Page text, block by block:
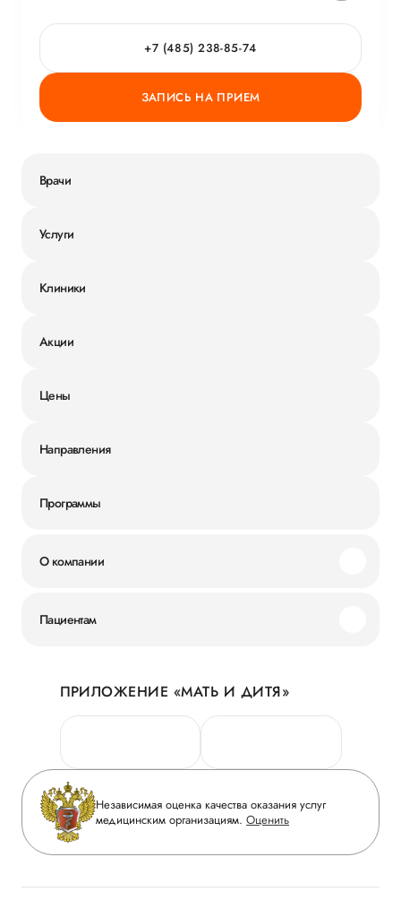
+7 (485) 238-85-74
ЗАПИСЬ НА ПРИЕМ
Врачи
Услуги
Клиники
Акции
Цены
Направления
Программы
О компании
Новости
Руководство
Сотрудничество
Инвесторам
Журнал «Мать и дитя»
Вакансии
Медицинский туризм
Пациентам
Личный кабинет
Персональные данные
Горячая линия качества
Вопрос-ответ
Приложение пациента
Статьи
ПРИЛОЖЕНИЕ «МАТЬ И ДИТЯ»
Независимая оценка качества оказания услуг
медицинским организациям. Оценить